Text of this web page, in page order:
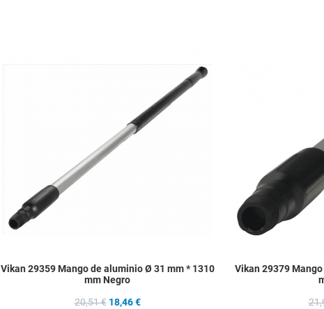
Vikan 29359 Mango de aluminio Ø 31 mm * 1310
mm Negro
20,51 € 18,46 €
Vikan 29379